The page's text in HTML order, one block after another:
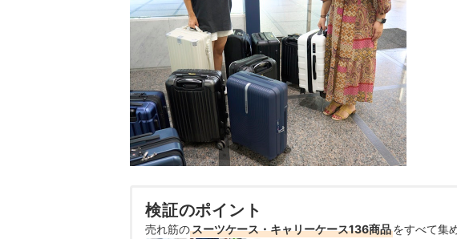
検証のポイント
売れ筋のスーツケース・キャリーケース136商品をすべて集